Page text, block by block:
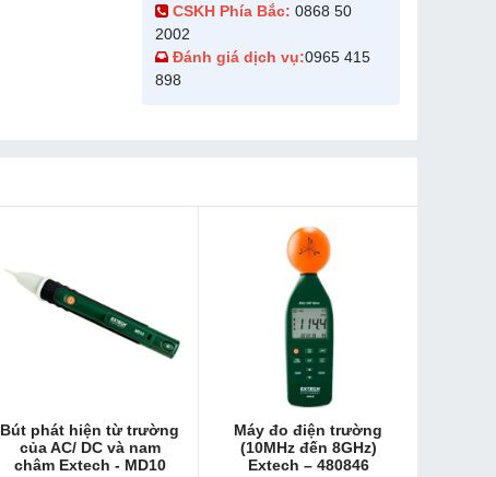
CSKH Phía Bắc: 0868 50
2002
Đánh giá dịch vụ:0965 415
898
Bút phát hiện từ trường
của AC/ DC và nam
châm Extech - MD10
Máy đo điện trường
(10MHz đến 8GHz)
Extech – 480846